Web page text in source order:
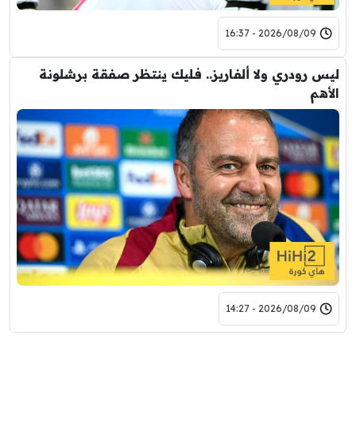
2026/08/09 - 16:37
ليس رودري ولا ألفاريز.. فليك ينتظر صفقة برشلونة
الأهم
2026/08/09 - 14:27